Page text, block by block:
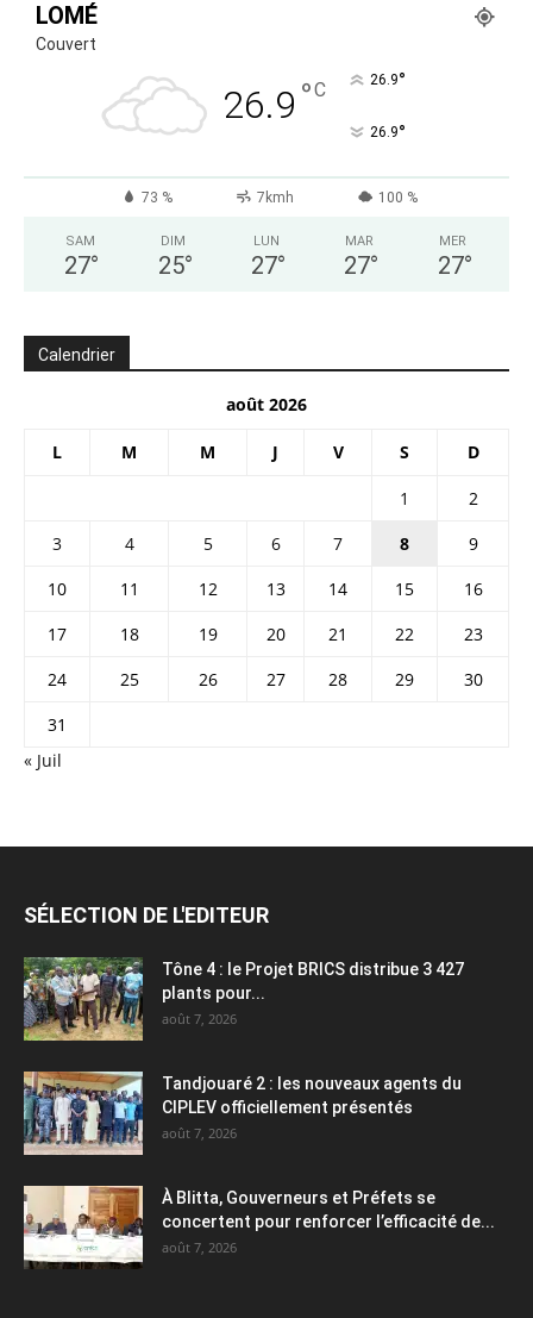
LOMÉ
Couvert
26.9 °C 26.9°
26.9°
73 % 7kmh 100 %
SAM
27°
DIM
25°
LUN
27°
MAR
27°
MER
27°
Calendrier
août 2026
L M M J V S D
1
2
3
4 5 6 7 8
9
10
11 12 13 14 15
16
17
18 19 20 21 22
23
24
25 26 27 28 29
30
31
« Juil
SÉLECTION DE L'EDITEUR
Tône 4 : le Projet BRICS distribue 3 427
plants pour...
août 7, 2026
Tandjouaré 2 : les nouveaux agents du
CIPLEV officiellement présentés
août 7, 2026
À Blitta, Gouverneurs et Préfets se
concertent pour renforcer l’efficacité de...
août 7, 2026